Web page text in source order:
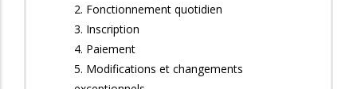
2. Fonctionnement quotidien
3. Inscription
4. Paiement
5. Modifications et changements